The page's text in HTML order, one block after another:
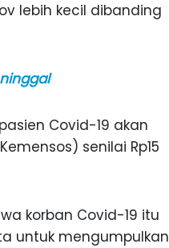
lebih kecil dibanding
Covid-19 akan
senilai Rp15
korban Covid-19 itu
untuk mengumpulkan